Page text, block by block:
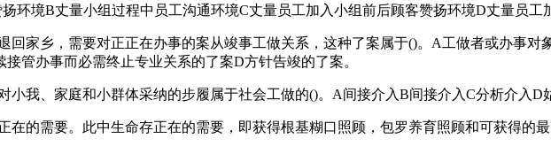
环境B丈量小组过程中员工沟通环境C丈量员工加入小组前后顾客赞扬环境D丈量员工
家乡，需要对正正在办事的案从竣事工做关系，这种了案属于()。A工做者或办事对
管办事而必需终止专业关系的了案D方针告竣的了案。
我、家庭和小群体采纳的步履属于社会工做的()。A间接介入B间接介入C分析介入D
的需要。此中生命存正在的需要，即获得根基糊口照顾，包罗养育照顾和可获得的